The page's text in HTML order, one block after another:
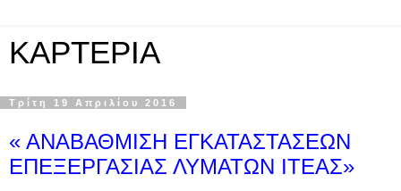
KAPTEPIA
Τρίτη 19 Απριλίου 2016
« ΑΝΑΒΑΘΜΙΣΗ ΕΓΚΑΤΑΣΤΑΣΕΩΝ
ΕΠΕΞΕΡΓΑΣΙΑΣ ΛΥΜΑΤΩΝ ΙΤΕΑΣ»